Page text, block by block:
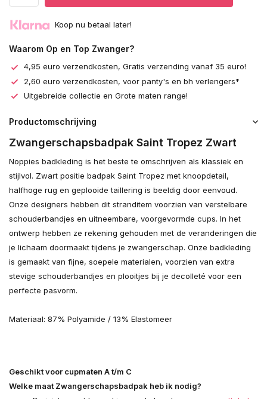
Koop nu betaal later!
Waarom Op en Top Zwanger?
4,95 euro verzendkosten, Gratis verzending vanaf 35 euro!
2,60 euro verzendkosten, voor panty's en bh verlengers*
Uitgebreide collectie en Grote maten range!
Productomschrijving
Zwangerschapsbadpak Saint Tropez Zwart
Noppies badkleding is het beste te omschrijven als klassiek en
stijlvol. Zwart positie badpak Saint Tropez met knoopdetail,
halfhoge rug en geplooide taillering is beeldig door eenvoud.
Onze designers hebben dit stranditem voorzien van verstelbare
schouderbandjes en uitneembare, voorgevormde cups. In het
ontwerp hebben ze rekening gehouden met de veranderingen die
je lichaam doormaakt tijdens je zwangerschap. Onze badkleding
is gemaakt van fijne, soepele materialen, voorzien van extra
stevige schouderbandjes en plooitjes bij je decolleté voor een
perfecte pasvorm.
Materiaal: 87% Polyamide / 13% Elastomeer
Geschikt voor cupmaten A t/m C
Welke maat Zwangerschapsbadpak heb ik nodig?